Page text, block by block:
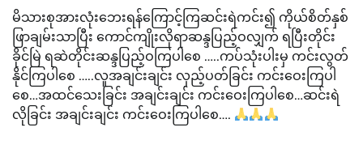
မိသားစုအားလုံးဘေးရန်ကြောင့်ကြဆင်းရဲကင်း၍ ကိုယ်စိတ်နှစ်
ဖြာချမ်းသာပြီး ကောင်ကျိုးလိုရာဆန္ဒပြည့်ဝလျှက် ရပြီးတိုင်း
ခိုင်မြဲ ရဆဲတိုင်းဆန္ဒပြည့်ဝကြပါစေ …..ကပ်သုံးပါးမှ ကင်းလွတ်
နိုင်ကြပါစေ …..လူအချင်းချင်း လှည့်ပတ်ခြင်း ကင်းဝေးကြပါ
စေ…အထင်သေးခြင်း အချင်းချင်း ကင်းဝေးကြ​ပါစေ…ဆင်းရဲ
လိုခြင်း အချင်းချင်း ကင်းဝေးကြပါစေ….